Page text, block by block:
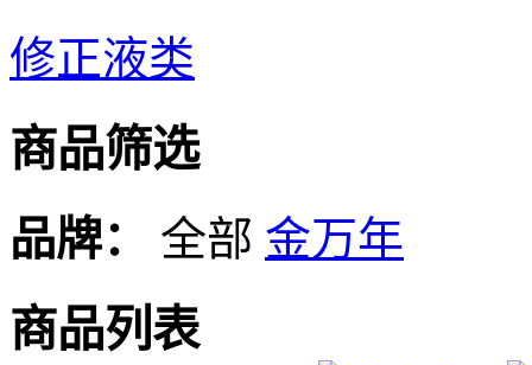
修正液类
商品筛选
品牌： 全部 金万年
商品列表